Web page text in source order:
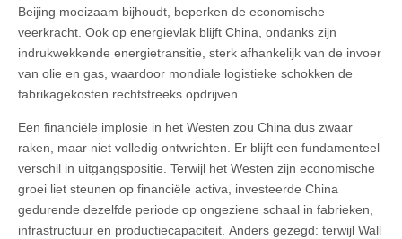
Beijing moeizaam bijhoudt, beperken de economische
veerkracht. Ook op energievlak blijft China, ondanks zijn
indrukwekkende energietransitie, sterk afhankelijk van de invoer
van olie en gas, waardoor mondiale logistieke schokken de
fabrikagekosten rechtstreeks opdrijven.
Een financiële implosie in het Westen zou China dus zwaar
raken, maar niet volledig ontwrichten. Er blijft een fundamenteel
verschil in uitgangspositie. Terwijl het Westen zijn economische
groei liet steunen op financiële activa, investeerde China
gedurende dezelfde periode op ongeziene schaal in fabrieken,
infrastructuur en productiecapaciteit. Anders gezegd: terwijl Wall